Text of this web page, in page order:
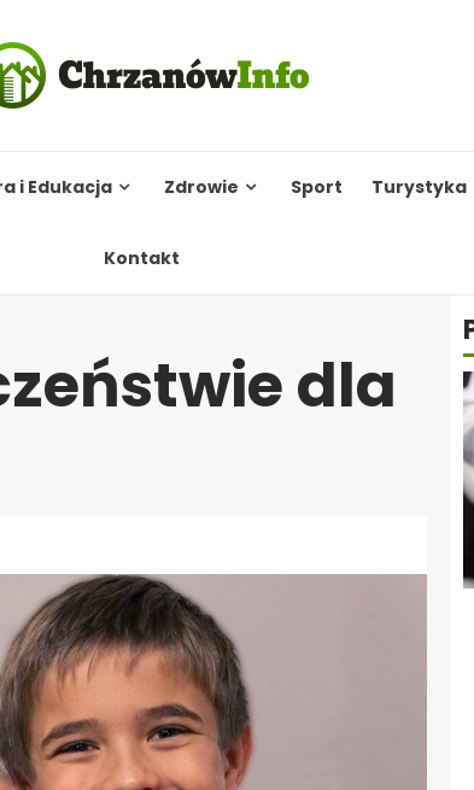
i Edukacja Zdrowie Sport Turystyka
Kontakt
dla